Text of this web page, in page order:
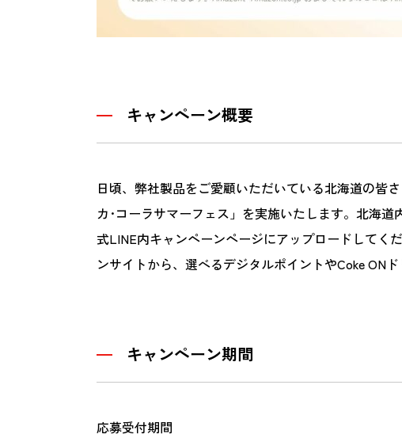
キャンペーン概要
日頃、弊社製品をご愛顧いただいている北海道の皆
カ･コーラサマーフェス」を実施いたします。北海
式LINE内キャンペーンページにアップロードしてく
ンサイトから、選べるデジタルポイントやCoke ON
キャンペーン期間
応募受付期間